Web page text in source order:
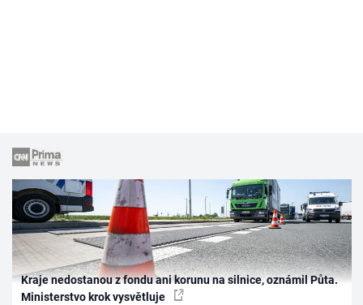
Kraje nedostanou z fondu ani korunu na silnice, oznámil Půta.
Ministerstvo krok vysvětluje